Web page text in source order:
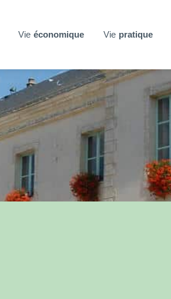
Vie économique Vie pratique